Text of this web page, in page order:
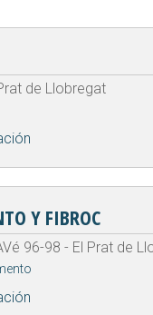
de Llobregat
Y FIBROC
96-98 - El Prat de